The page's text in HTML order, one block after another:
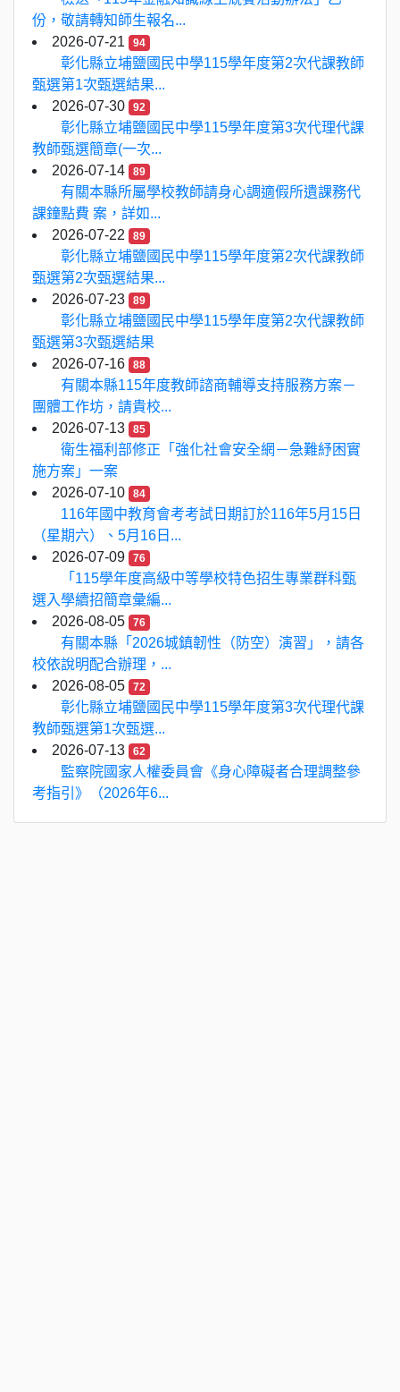
份，敬請轉知師生報名...
2026-07-21
94
彰化縣立埔鹽國民中學115學年度第2次代課教師
甄選第1次甄選結果...
2026-07-30
92
彰化縣立埔鹽國民中學115學年度第3次代理代課
教師甄選簡章(一次...
2026-07-14
89
有關本縣所屬學校教師請身心調適假所遺課務代
課鐘點費 案，詳如...
2026-07-22
89
彰化縣立埔鹽國民中學115學年度第2次代課教師
甄選第2次甄選結果...
2026-07-23
89
彰化縣立埔鹽國民中學115學年度第2次代課教師
甄選第3次甄選結果
2026-07-16
88
有關本縣115年度教師諮商輔導支持服務方案－
團體工作坊，請貴校...
2026-07-13
85
衛生福利部修正「強化社會安全網－急難紓困實
施方案」一案
2026-07-10
84
116年國中教育會考考試日期訂於116年5月15日
（星期六）、5月16日...
2026-07-09
76
「115學年度高級中等學校特色招生專業群科甄
選入學續招簡章彙編...
2026-08-05
76
有關本縣「2026城鎮韌性（防空）演習」，請各
校依說明配合辦理，...
2026-08-05
72
彰化縣立埔鹽國民中學115學年度第3次代理代課
教師甄選第1次甄選...
2026-07-13
62
監察院國家人權委員會《身心障礙者合理調整參
考指引》（2026年6...